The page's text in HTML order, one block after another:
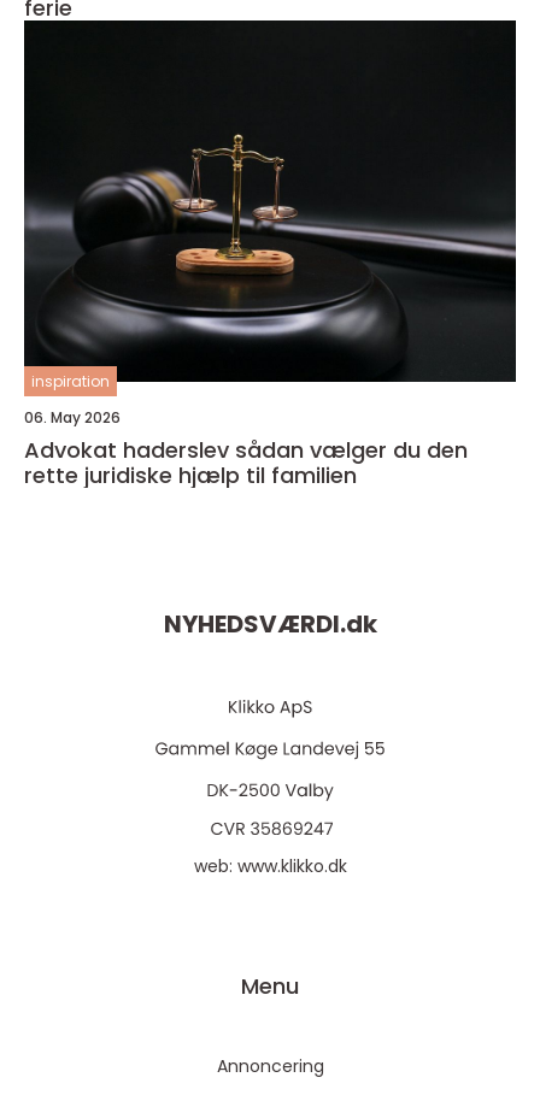
ferie
inspiration
06. May 2026
Advokat haderslev sådan vælger du den
rette juridiske hjælp til familien
NYHEDSVÆRDI.dk
web: www.klikko.dk
Menu
Annoncering